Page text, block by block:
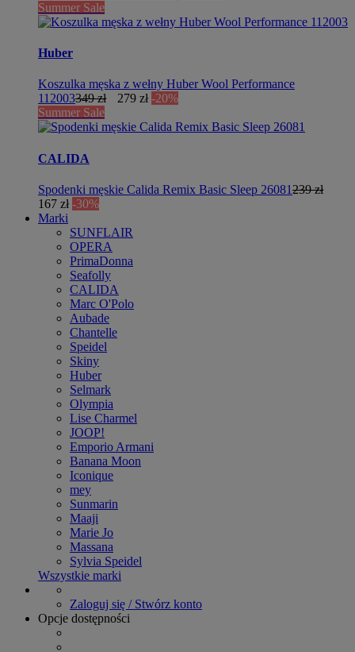
Summer Sale
Huber
Koszulka męska z wełny Huber Wool Performance
112003349 zł 279 zł -20%
Summer Sale
CALIDA
Spodenki męskie Calida Remix Basic Sleep 26081239 zł
167 zł -30%
Marki
SUNFLAIR
OPERA
PrimaDonna
Seafolly
CALIDA
Marc O'Polo
Aubade
Chantelle
Speidel
Skiny
Huber
Selmark
Olympia
Lise Charmel
JOOP!
Emporio Armani
Banana Moon
Iconique
mey
Sunmarin
Maaji
Marie Jo
Massana
Sylvia Speidel
Wszystkie marki
Zaloguj się / Stwórz konto
Opcje dostępności